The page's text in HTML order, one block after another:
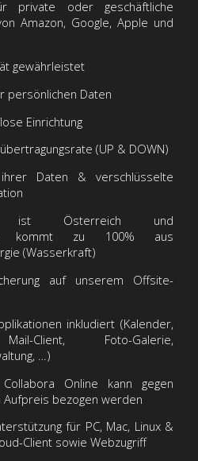
private oder geschäftliche
Amazon, Google, Apple und
gewährleistet
persönlichen Daten
Einrichtung
(UP & DOWN)
Daten & verschlüsselte
ist Österreich und
kommt zu 100% aus
(Wasserkraft)
auf unserem Offsite-
inkludiert (Kalender,
Client, Foto-Galerie,
…)
Online kann gegen
Aufpreis bezogen werden
für PC, Mac, Linux &
Client sowie Webzugriff